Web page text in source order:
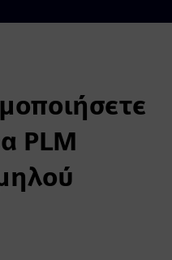
PLM